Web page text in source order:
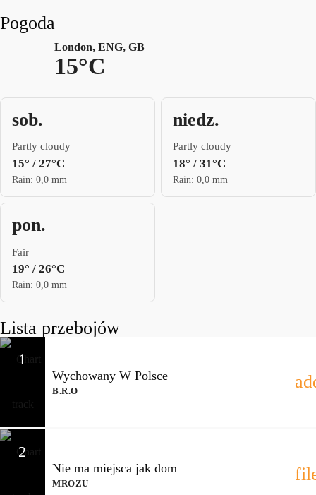
Pogoda
London, ENG, GB
15°C
sob.
Partly cloudy
15° / 27°C
Rain: 0,0 mm
niedz.
Partly cloudy
18° / 31°C
Rain: 0,0 mm
pon.
Fair
19° / 26°C
Rain: 0,0 mm
Lista przebojów
1
Wychowany W Polsce
B.R.O
2
Nie ma miejsca jak dom
MROZU